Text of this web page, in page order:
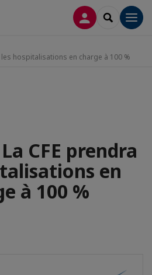
CONNEXION
les hospitalisations en charge à 100 %
CFE prendra
en
à 100 %